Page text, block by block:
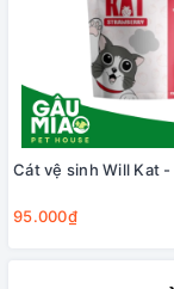
Cát vệ sinh Will Kat -
95.000₫